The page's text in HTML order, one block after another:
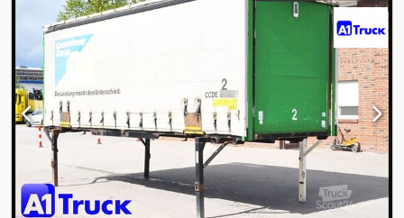
Cobertura deslizante Edscha Portas tipo portal Pés de apoio
ajustáveis Altura em posição de apoio: 1,32 m Dimensões da área
de carga: Crsdpfx Afezkul Hemof C 7,32 m, L 2,48 m, A 2,52 m